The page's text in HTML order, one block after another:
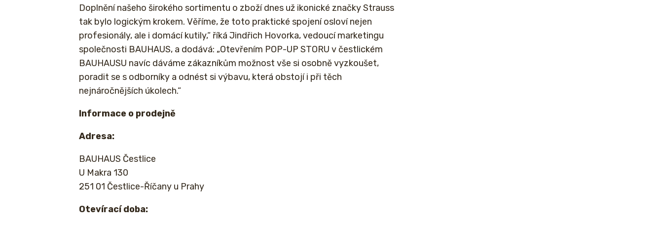
Doplnění našeho širokého sortimentu o zboží dnes už ikonické značky Strauss
tak bylo logickým krokem. Věříme, že toto praktické spojení osloví nejen
profesionály, ale i domácí kutily,“ říká Jindřich Hovorka, vedoucí marketingu
společnosti BAUHAUS, a dodává: „Otevřením POP-UP STORU v čestlickém
BAUHAUSU navíc dáváme zákazníkům možnost vše si osobně vyzkoušet,
poradit se s odborníky a odnést si výbavu, která obstojí i při těch
nejnáročnějších úkolech.“
Informace o prodejně
Adresa:
BAUHAUS Čestlice
U Makra 130
251 01 Čestlice-Říčany u Prahy
Otevírací doba: